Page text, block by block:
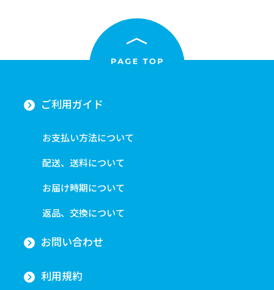
ご利用ガイド
お支払い方法について
配送、送料について
お届け時期について
返品、交換について
お問い合わせ
利用規約